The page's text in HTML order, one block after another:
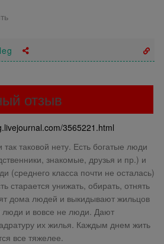
отзыв
3565221.html
таковой нету. Есть богатые люди
знакомые, друзья и пр.) и
(среднего класса почти не осталась)
старается унижать, обирать, отнять
дома людей и выкидывают жильцов
люди и вовсе не люди. Дают
их жилья. Каждым днем жить
все тяжелее.